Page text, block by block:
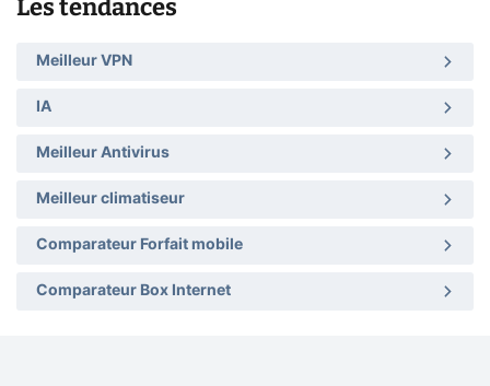
Les tendances
Meilleur VPN
IA
Meilleur Antivirus
Meilleur climatiseur
Comparateur Forfait mobile
Comparateur Box Internet